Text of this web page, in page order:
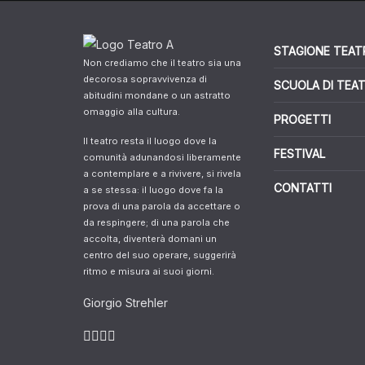
Non crediamo che il teatro sia una
decorosa sopravvivenza di
abitudini mondane o un astratto
omaggio alla cultura.
Il teatro resta il luogo dove la
comunità adunandosi liberamente
a contemplare e a rivivere, si rivela
a se stessa: il luogo dove fa la
prova di una parola da accettare o
da respingere; di una parola che
accolta, diventerà domani un
centro del suo operare, suggerirà
ritmo e misura ai suoi giorni.
Giorgio Strehler
STAGIONE
SCUOLA DI
PROGETTI
FESTIVAL
CONTATTI